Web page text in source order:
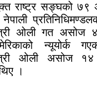
राष्ट्र सङ्घको ७९
ओली गत असोज
न्यूयोर्क
ओली असोज
।